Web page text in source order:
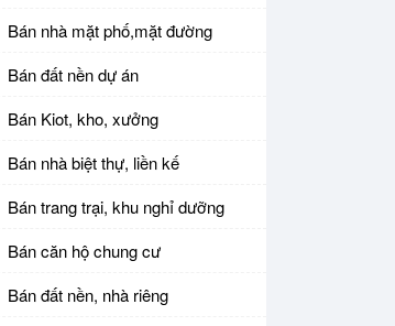
Bán nhà mặt phố,mặt đường
Bán đất nền dự án
Bán Kiot, kho, xưởng
Bán nhà biệt thự, liền kế
Bán trang trại, khu nghỉ dưỡng
Bán căn hộ chung cư
Bán đất nền, nhà riêng